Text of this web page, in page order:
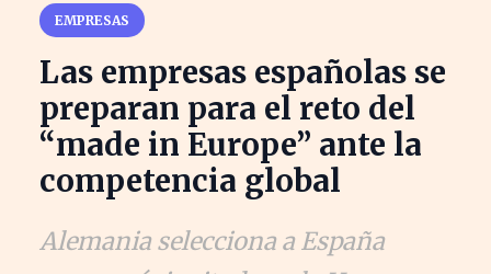
EMPRESAS
Las empresas españolas se
preparan para el reto del
“made in Europe” ante la
competencia global
Alemania selecciona a España